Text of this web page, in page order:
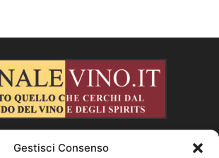
Gestisci Consenso